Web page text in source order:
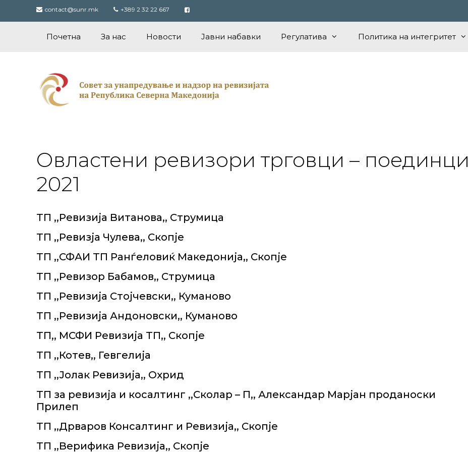
contact@sunr.mk +389 2 32 22 667
Почетна За нас Новости Јавни набавки Регулатива Политика на интегритет
Овластени ревизори трговци – поединци
2021
ТП ,,Ревизија Витанова,, Струмица
ТП ,,Ревизја Чулева,, Скопје
ТП ,,СФАИ ТП Ранѓеловиќ Македонија,, Скопје
ТП ,,Ревизор Бабамов,, Струмица
ТП ,,Ревизија Стојчевски,, Куманово
ТП ,,Ревизија Андоновски,, Куманово
ТП,, МСФИ Ревизија ТП,, Скопје
ТП ,,Котев,, Гевгелија
ТП ,,Јолак Ревизија,, Охрид
ТП за ревизија и косалтинг ,,Сколар – П,, Александар Марјан проданоски
Прилеп
ТП ,,Дрваров Консалтинг и Ревизија,, Скопје
ТП ,,Верифика Ревизија,, Скопје